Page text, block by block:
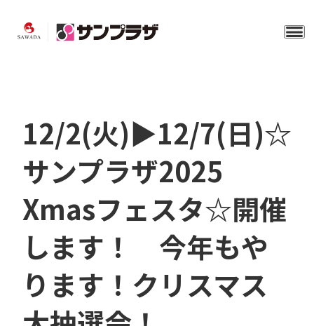
12/2(火)▶12/7(日)☆
サンプラザ2025
Xmasフェスタ☆開催
します！ 今年もや
ります！クリスマス